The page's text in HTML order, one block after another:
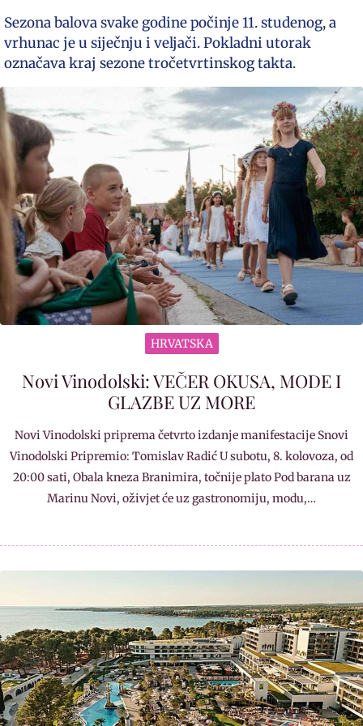
Sezona balova svake godine počinje 11. studenog, a
vrhunac je u siječnju i veljači. Pokladni utorak
označava kraj sezone tročetvrtinskog takta.
HRVATSKA
Novi Vinodolski: VEČER OKUSA, MODE I
GLAZBE UZ MORE
Novi Vinodolski priprema četvrto izdanje manifestacije Snovi
Vinodolski Pripremio: Tomislav Radić U subotu, 8. kolovoza, od
20:00 sati, Obala kneza Branimira, točnije plato Pod barana uz
Marinu Novi, oživjet će uz gastronomiju, modu,…